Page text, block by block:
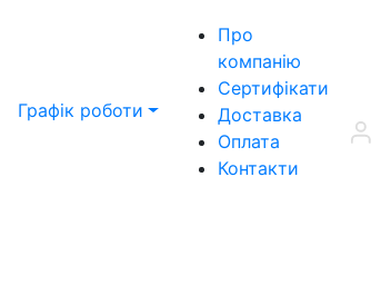
Графік роботи
Про
компанію
Сертифікати
Доставка
Оплата
Контакти